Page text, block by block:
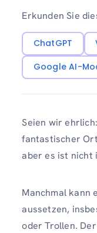
Erkunden Sie
ChatGPT
Google AI-
Seien wir
fantastischer
aber es ist nicht
Manchmal kann
aussetzen,
oder Trollen.